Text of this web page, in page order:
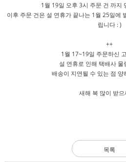
1월 19일 오후 3시 주문 건 까지
이후 주문 건은 설 연휴가 끝나는 1월 25일에
립니다 : )
++
1월 17~19일 주문하신
설 연휴로 인해 택배사 물
배송이 지연될 수 있는 점 양
새해 복 많이 받
목록